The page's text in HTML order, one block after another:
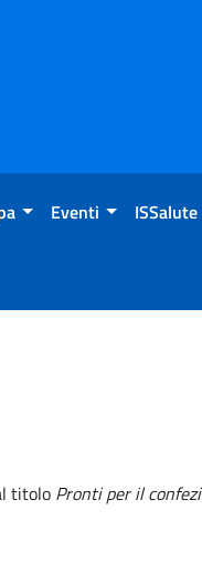
Eventi ISSalute
titolo Pronti per il